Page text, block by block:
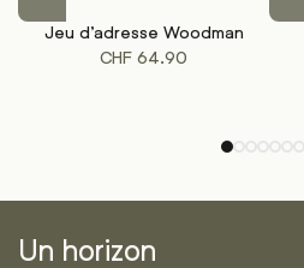
Jeu d’adresse Woodman
CHF 64.90
Un horizon